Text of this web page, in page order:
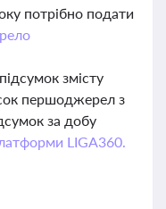
потрібно подати
змісту
першоджерел з
за добу
LIGA360.